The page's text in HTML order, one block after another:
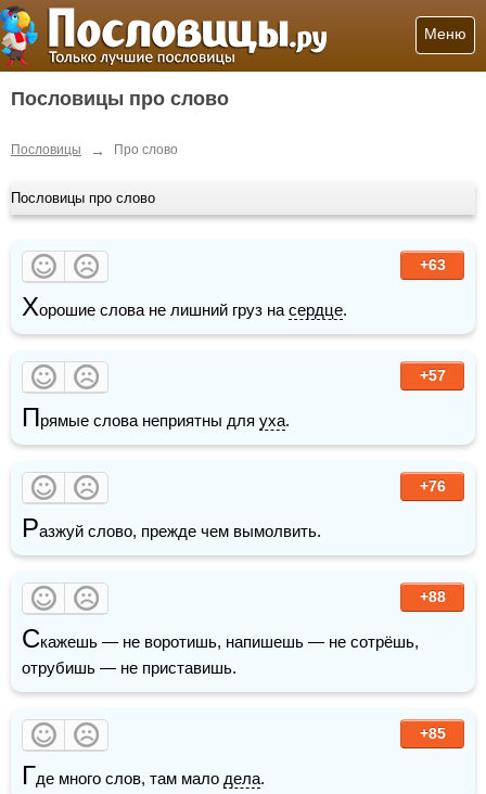
Меню
Пословицы про слово
Пословицы → Про слово
Пословицы про слово
+63
Хорошие слова не лишний груз на сердце.
+57
Прямые слова неприятны для уха.
+76
Разжуй слово, прежде чем вымолвить.
+88
Скажешь — не воротишь, напишешь — не сотрёшь,
отрубишь — не приставишь.
+85
Где много слов, там мало дела.